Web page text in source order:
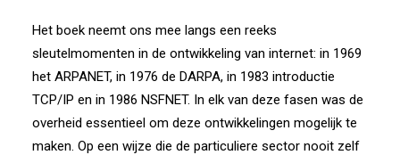
Het boek neemt ons mee langs een reeks
sleutelmomenten in de ontwikkeling van internet: in 1969
het ARPANET, in 1976 de DARPA, in 1983 introductie
TCP/IP en in 1986 NSFNET. In elk van deze fasen was de
overheid essentieel om deze ontwikkelingen mogelijk te
maken. Op een wijze die de particuliere sector nooit zelf